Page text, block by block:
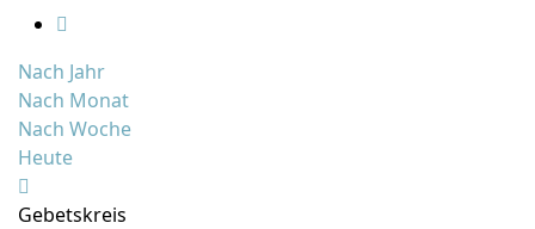
Nach Jahr
Nach Monat
Nach Woche
Heute
Gebetskreis